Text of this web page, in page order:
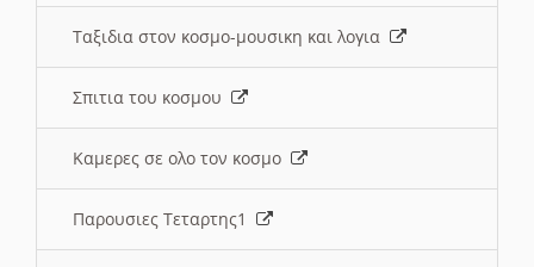
Ταξιδια στον κοσμο-μουσικη και λογια
Σπιτια του κοσμου
Καμερες σε ολο τον κοσμο
Παρουσιες Τεταρτης1